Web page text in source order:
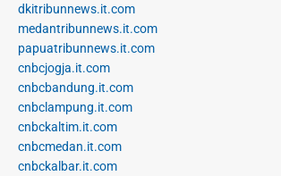
dkitribunnews.it.com
medantribunnews.it.com
papuatribunnews.it.com
cnbcjogja.it.com
cnbcbandung.it.com
cnbclampung.it.com
cnbckaltim.it.com
cnbcmedan.it.com
cnbckalbar.it.com